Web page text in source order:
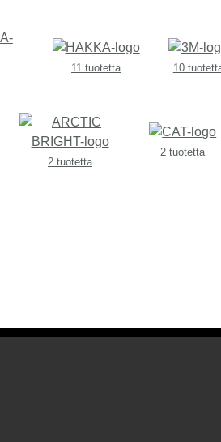
11 tuotetta 10
2 tuotetta
2 tuotetta